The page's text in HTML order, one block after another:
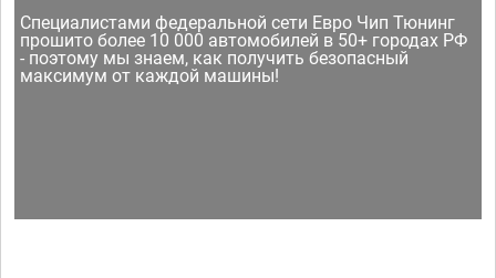
Специалистами федеральной сети Евро Чип Тюнинг
прошито более 10 000 автомобилей в 50+ городах РФ
- поэтому мы знаем, как получить безопасный
максимум от каждой машины!